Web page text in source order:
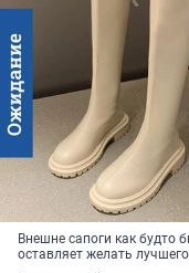
Внешне сапоги как будто
оставляет желать лучшего